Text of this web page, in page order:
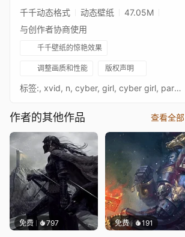
千千动态格式 动态壁纸
47.05M
与创作者协商使用
千千壁纸的惊艳效果
调整画质和性能 版权声明
标签:, xvid, n, cyber, girl, cyber girl, parte, ep, 2, 11, girls, synthpop, tesla, 26, xe, elon musk, music video, cybergirl, frag pro shooter, none, industrial, 赛博朋克, cd project red, music, 2077 mix, mix, li, ally, ad, dice, dan, che, synthwave, 14,
作者的其他作品 查看全部
免费 797 免费 191